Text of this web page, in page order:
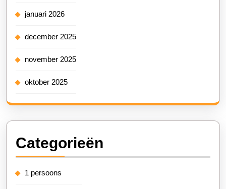
januari 2026
december 2025
november 2025
oktober 2025
Categorieën
1 persoons